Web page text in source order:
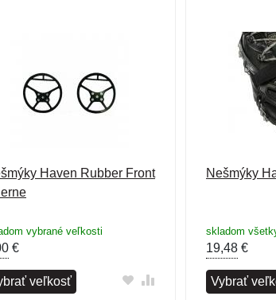
Haven Rubber Front
vybrané veľkosti
€
veľkosť
Nešmýky
skladom
19,48€
Vybrať